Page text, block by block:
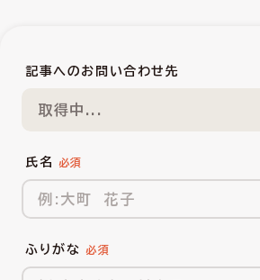
記事へのお問い合わせ先
取得中...
氏名
ふりがな